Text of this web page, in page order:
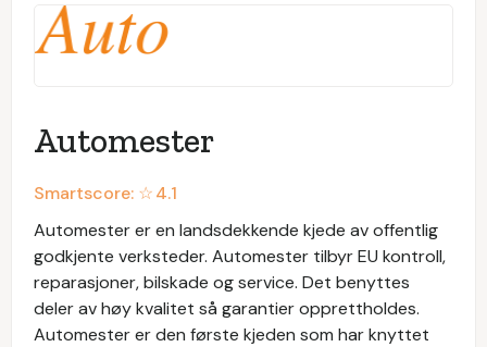
Automester
Smartscore: ☆4.1
Automester er en landsdekkende kjede av offentlig
godkjente verksteder. Automester tilbyr EU kontroll,
reparasjoner, bilskade og service. Det benyttes
deler av høy kvalitet så garantier opprettholdes.
Automester er den første kjeden som har knyttet